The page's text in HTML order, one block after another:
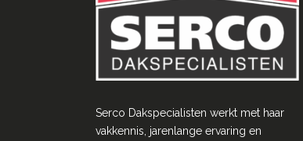
Serco Dakspecialisten werkt met haar
vakkennis, jarenlange ervaring en